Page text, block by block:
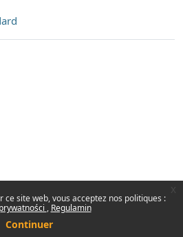
ce site web, vous acceptez nos politiques :
Regulamin
Continuer